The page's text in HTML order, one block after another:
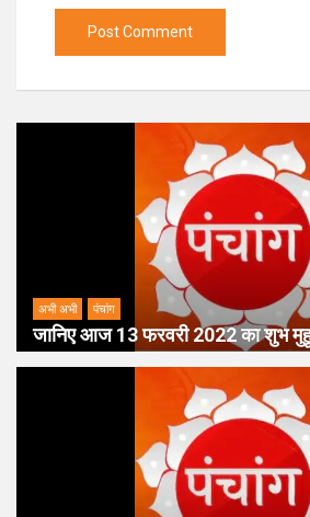
अभी अभी पंचांग
जानिए आज 13 फरवरी 2022 का शुभ